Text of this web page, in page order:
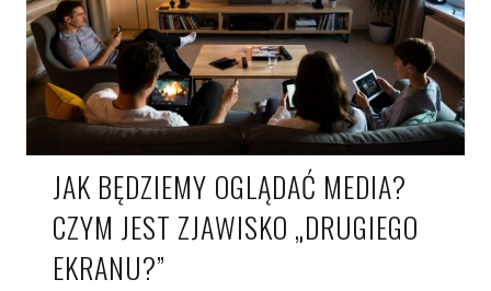
JAK BĘDZIEMY OGLĄDAĆ MEDIA?
CZYM JEST ZJAWISKO „DRUGIEGO
EKRANU?”